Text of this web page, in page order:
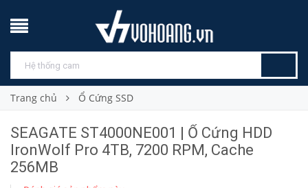
Trang chủ Ổ Cứng SSD
SEAGATE ST4000NE001 | Ổ Cứng HDD
IronWolf Pro 4TB, 7200 RPM, Cache
256MB